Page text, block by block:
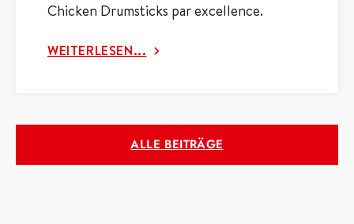
Chicken Drumsticks par excellence.
WEITERLESEN...
ALLE BEITRÄGE